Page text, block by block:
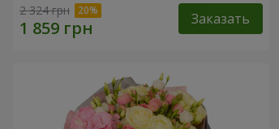
2 324 грн Заказать